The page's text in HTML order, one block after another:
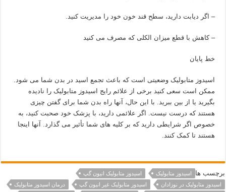
– اگر دیابت دارید، سطح قند خون خود را مدیریت کنید.
– کاهش با قطع میزان الکلی که مصرف می کنید
خط پایان
اسیدوز متابولیک وضعیتی است که باعث تجمع اسید در بدن شما می شود.
ممکن است سعی کنید برخی از علائم رایج اسیدوز متابولیک را نادیده
بگیرید یا از بین ببرید. با این حال، آنها راه بدن شما برای گفتن چیزی
هستند که درست نیست. اگر علائمی دارید، با پزشک خود صحبت کنید، به
خصوص اگر شرایطی دارید که بر کلیه های شما تأثیر می گذارد. آنها اینجا
هستند تا کمک کنند.
برچسب ها اسیدوز متابولیک
اسیدوز متابولیک انیون گپ
اسیدوز متابولیک در نوزادان
اسیدوز متابولیک غیر انیون گپ
درمان اسیدوز متابولیک